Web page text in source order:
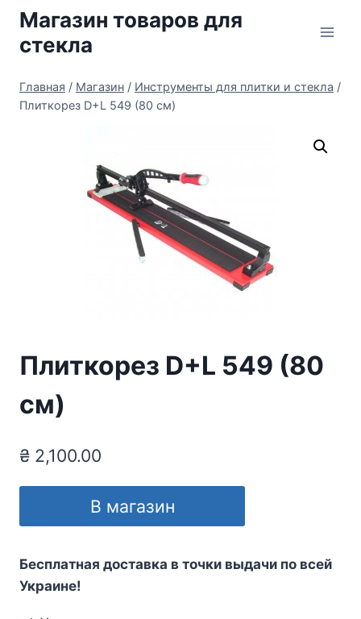
Перейти
содержимому
Магазин товаров для
стекла
Главная / Магазин / Инструменты для плитки и стекла /
Плиткорез D+L 549 (80 см)
Плиткорез D+L 549 (80
см)
₴ 2,100.00
В магазин
Бесплатная доставка в точки выдачи по всей
Украине!